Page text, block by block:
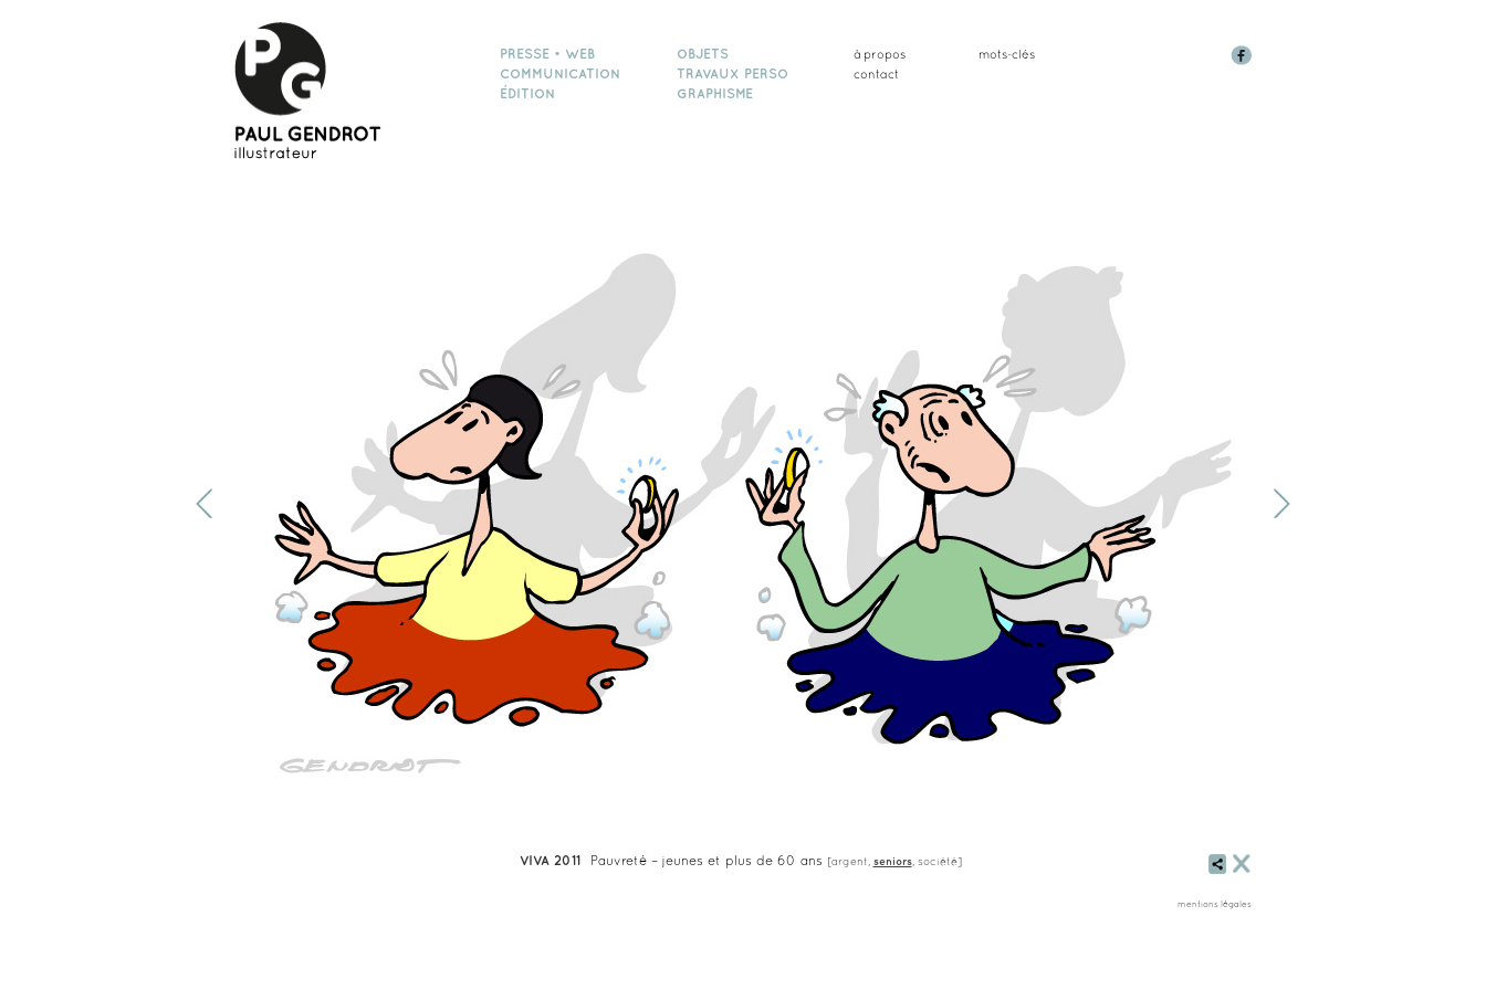
PRESSE • WEB
COMMUNICATION
ÉDITION
OBJETS
TRAVAUX PERSO
GRAPHISME
à propos
contact
mots-clés
VIVA 2011 Pauvreté – jeunes et plus de 60 ans [argent seniors, société]
mentions légales